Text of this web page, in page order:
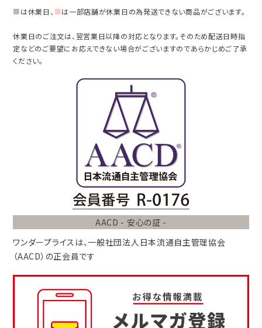
■は休業日、 ■は一部店舗が休業日の為発送できない商品がございます。
休業日のご注文は、翌営業日以降の対応となります。そのため配送日時指
定などのご要望にお応えできない場合がございますのであらかじめご了承
ください。
AACD - 安心の証 -
ワンダープライスは、一般社団法人 日本流通自主管理協会
（AACD） の正会員です